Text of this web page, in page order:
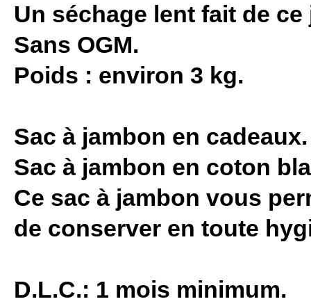
Un séchage lent fait de
Sans OGM.
Poids : environ 3 kg.
Sac à jambon en cadeaux.
Sac à jambon en coton
Ce sac à jambon vous
de conserver en toute
D.L.C.: 1 mois minimum.